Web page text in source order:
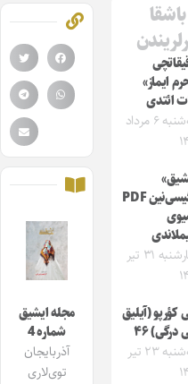
باشقا
ایماز»
ائتدی
سه‌شنبه ۶ مرداد
درگیسی‌نین PDF
چهارشنبه ۳۱ تیر
کؤرپو (آیلیق
درگی) ۴۶
سه‌شنبه ۲۳ تیر
مجله ایشیق
شماره 4
آذربایجان
توی‌لاری